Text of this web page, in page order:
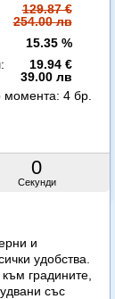
129.87 €
254.00 лв
15.35 %
19.94 €
39.00 лв
0
Секунди
момента: 4 бр.
и
удобства.
градините,
със